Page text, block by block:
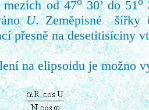
od 47 30’ do 51
U. Zeměpisné šířky
přesně na desetitisíciny
na elipsoidu je možno